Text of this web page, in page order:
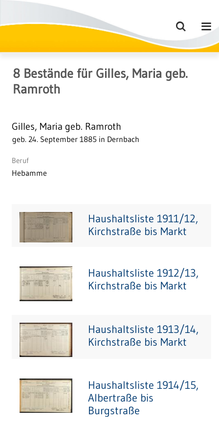
8 Bestände für Gilles, Maria geb.
Ramroth
Gilles, Maria geb. Ramroth
geb. 24. September 1885 in Dernbach
Beruf
Hebamme
Haushaltsliste 1911/12,
Kirchstraße bis Markt
Haushaltsliste 1912/13,
Kirchstraße bis Markt
Haushaltsliste 1913/14,
Kirchstraße bis Markt
Haushaltsliste 1914/15,
Albertraße bis
Burgstraße